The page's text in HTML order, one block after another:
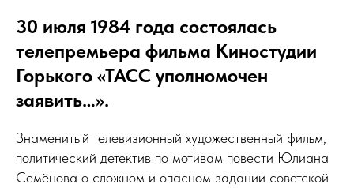
30 июля 1984 года состоялась
телепремьера фильма Киностудии
Горького «ТАСС уполномочен
заявить…».
Знаменитый телевизионный художественный фильм,
политический детектив по мотивам повести Юлиана
Семёнова о сложном и опасном задании советской